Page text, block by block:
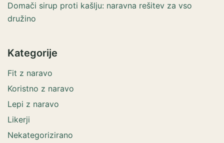
Domači sirup proti kašlju: naravna rešitev za vso
družino
Kategorije
Fit z naravo
Koristno z naravo
Lepi z naravo
Likerji
Nekategorizirano